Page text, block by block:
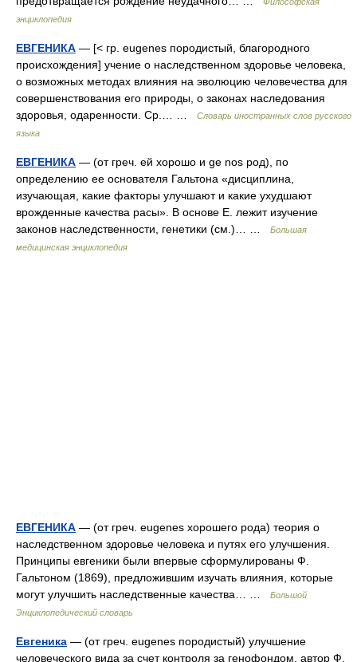
энциклопедия
ЕВГЕНИКА — [< гр. eugenes породистый, благородного
происхождения] учение о наследственном здоровье человека,
о возможных методах влияния на эволюцию человечества для
совершенствования его природы, о законах наследования
здоровья, одаренности. Ср.… …
Словарь иностранных слов русского
языка
ЕВГЕНИКА — (от греч. ей хорошо и ge nos род), по
определению ее основателя Гальтона «дисциплина,
изучающая, какие факторы улучшают и какие ухудшают
врожденные качества расы». В основе Е. лежит изучение
законов наследственности, генетики (см.)… …
Большая
медицинская энциклопедия
ЕВГЕНИКА — (от греч. eugenes хорошего рода) теория о
наследственном здоровье человека и путях его улучшения.
Принципы евгеники были впервые сформулированы Ф.
Гальтоном (1869), предложившим изучать влияния, которые
могут улучшить наследственные качества… …
Большой
Энциклопедический словарь
Евгеника — (от греч. eugenes породистый) улучшение
человеческого вида за счет контроля за генофондом, автор Ф.